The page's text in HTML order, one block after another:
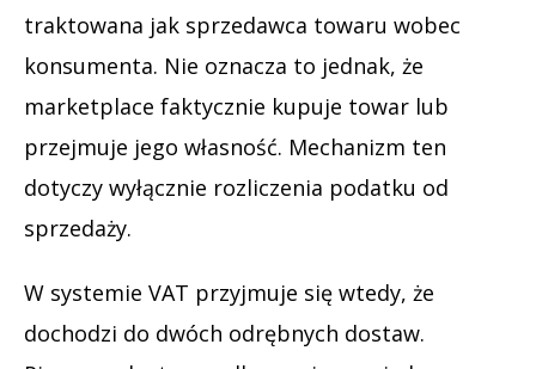
traktowana jak sprzedawca towaru wobec
konsumenta. Nie oznacza to jednak, że
marketplace faktycznie kupuje towar lub
przejmuje jego własność. Mechanizm ten
dotyczy wyłącznie rozliczenia podatku od
sprzedaży.
W systemie VAT przyjmuje się wtedy, że
dochodzi do dwóch odrębnych dostaw.